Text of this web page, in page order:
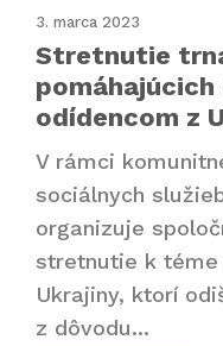
3. marca 2023
Stretnutie
odídencom z
V rámci
sociálnych
organizuje
stretnutie k téme
Ukrajiny, ktorí
z dôvodu...